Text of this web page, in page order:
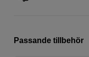
Passande tillbehör